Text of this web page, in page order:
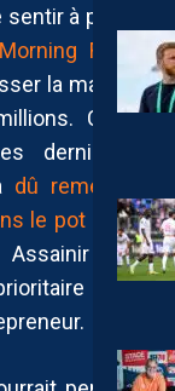
à partir
Morning Foot
la masse
C’est
dernières
dû remettre
le pot pour
Assainir les
pour